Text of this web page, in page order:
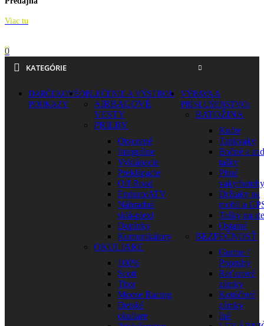
Viac tu
0
KATEGÓRIE
DARČEKOVÉ
POUKAZY
OBLEČENIE A VÝSTROJ
AIRBAGOVÉ
VESTY
PRILBY
Otvorené
Integrálne
Vyklápacie
Preklápacie
Off Road
Enduro/ATV
Náhradné
sklá-plexi
Doplnky
Komunikátory
OKULIARE
100%
Scott
Thor
Moose Racing
Detské
okuliare
VÝBAVA A
PRÍSLUŠENSTVO
BATOŽINA
Kufre
Tankvaky
Bočné a
tašky
Pitné
vaky/batohy
Držiaky na
mobil a
Tašky na
Ostatné
BEZPEČNOSŤ
Gurtne /
Popruhy
Reťazové
zámky
Kotúčové
zámky
Iné